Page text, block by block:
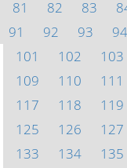
81
82 83
91
92 93 94
101
102 103
109
110 111
117
118 119
125
126 127
133
134 135